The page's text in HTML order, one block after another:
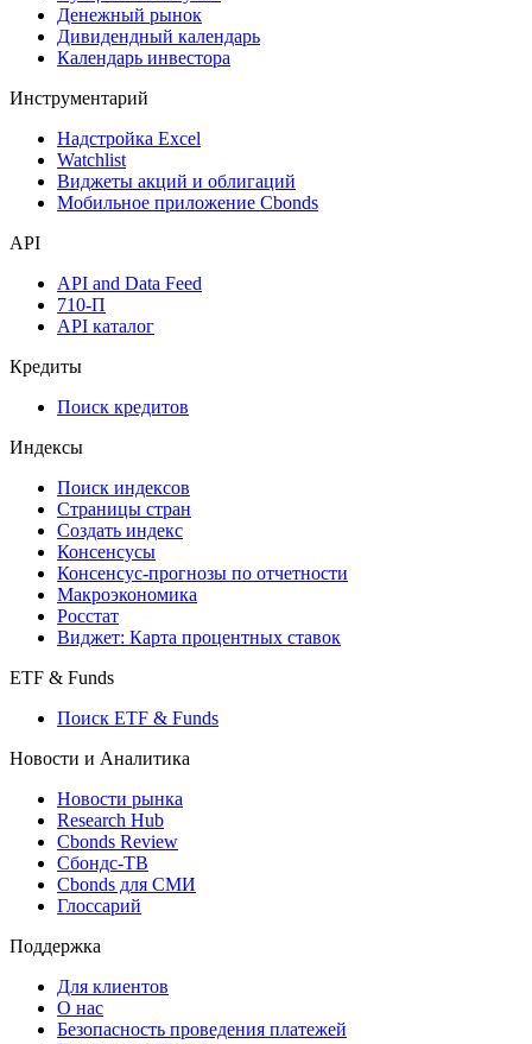
Дефолты
Размещения
Оферты
Денежный рынок
Календарь инвестора
Инструментарий
Мобильное приложение Cbonds
API
API and Data Feed
API каталог
Кредиты
Поиск кредитов
Индексы
Поиск индексов
Страницы стран
Создать индекс
Консенсусы
Макроэкономика
Виджет: Карта процентных ставок
ETF & Funds
Поиск ETF & Funds
Новости и Аналитика
Новости рынка
Research Hub
Сбондс-ТВ
Глоссарий
Поддержка